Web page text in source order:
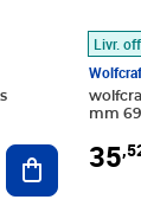
Ajouter au
Livr.
mm
35